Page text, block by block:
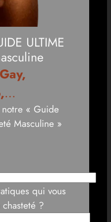
ULTIME
…
« Guide
Masculine »
qui vous
?